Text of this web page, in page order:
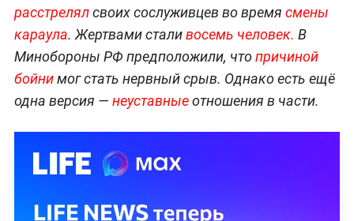
расстрелялсвоих сослуживцев во время смены
караула. Жертвами сталивосемь человек. В
Минобороны РФ предположили, чтопричиной
бойнимог стать нервный срыв. Однако есть ещё
одна версия — неуставныеотношения в части.